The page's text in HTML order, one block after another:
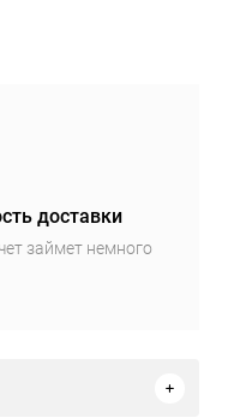
доставки
займет немного